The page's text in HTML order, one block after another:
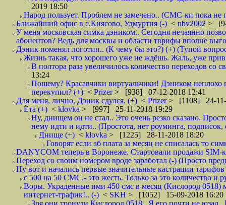
2019 18:50
Народ пользует. Проблем не замечено.. (СМС-ки пока
Ближайший офис в с.Киясово, Удмуртия (-) < nbv2002 >
У меня московская симка дэником.. Сегодня нечаянно
абонентов? Ведь для москвы и области тврифы вполне
Дэник поменял логотип.. (К чему бы это?) (+) (Тупой
Жизнь такая, что хорошего уже не ждёшь. Жаль, уже
В полтора раза увеличилось количество переходов
13:24
Пошему? Красавчики виртуальчики! Дэником
перекупил? (+) < Prizer> [938] 07-12-2018 12:41
Для меня, лично, Дэник сдулся. (+) < Prizer> [1108] 24-11-
Ёта (+) < klovka > [997] 25-11-2018 19:29
Ну, днищем он не стал.. Это очень резко сказано.
нему идти и идти.. (Простота, нет роуминга,
Днище (+) < klovka > [1225] 28-11-2018 18:20
Говорят если аб плата за месяц не списалась то
DANYCOM теперь в Воронеже. Стартовали продажи SIM-
Переход со своим номером вроде заработал (-) (Просто
Ну вот и начались первые значительные кастрации
с 500 на 50 СМС,- это жесть. Только за это количество и
Воры. Украденные ими 450 смс в месяц (Кислород 0518)
интернет-трафик!.. (-) < SKH > [1052] 15-09-2018 16:20
Зря они тронули Кислород 0518.. Я его почти не